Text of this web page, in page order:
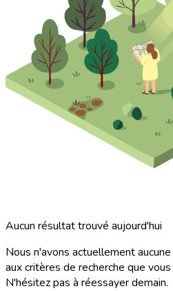
Aucun résultat trouvé aujourd'hui
Nous n'avons actuellement
aux critères de recherche que
N'hésitez pas à réessayer demain.